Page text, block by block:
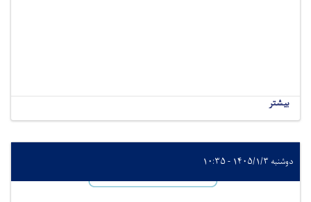
بیشتر
دوشنبه ۱۴۰۵/۱/۳ - ۱۰:۳۵